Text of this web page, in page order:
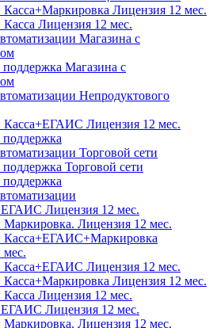
Лицензия 12 мес.
Лицензия 12 мес.
Магазина с
поддержка Магазина с
Непродуктового
Лицензия 12 мес.
поддержка
Торговой сети
поддержка Торговой сети
поддержка
Лицензия 12 мес.
Лицензия 12 мес.
Касса+ЕГАИС+Маркировка
мес.
Лицензия 12 мес.
Лицензия 12 мес.
Лицензия 12 мес.
Лицензия 12 мес.
Лицензия 12 мес.